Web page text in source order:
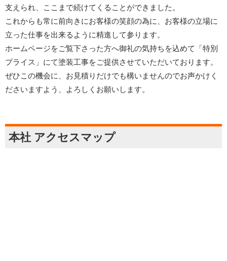
支えられ、ここまで続けてくることができました。
これからも常に前向きにお客様の笑顔の為に、お客様の立場に
立った仕事を出来るように精進して参ります。
ホームページをご覧下さった方へ御礼の気持ちを込めて「特別
プライス」にて塗装工事をご提供させていただいております。
ぜひこの機会に、お見積りだけでも構いませんのでお声かけく
ださいますよう、よろしくお願いします。
本社 アクセスマップ